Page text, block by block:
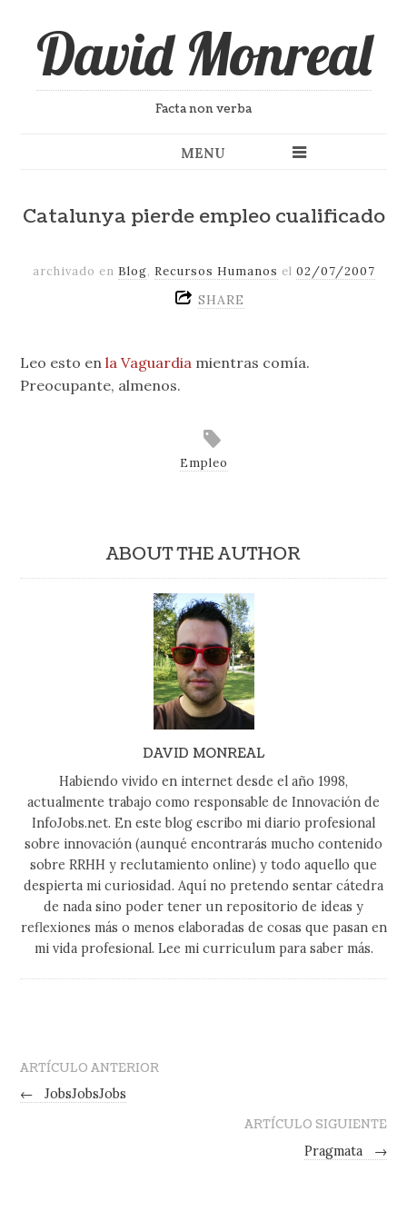
David Monreal
Facta non verba
MENU
Catalunya pierde empleo cualificado
archivado en Blog, Recursos Humanos el 02/07/2007
SHARE
Leo esto enla Vaguardia mientras comía.
Preocupante, almenos.
Empleo
ABOUT THE AUTHOR
DAVID MONREAL
Habiendo vivido en internet desde el año 1998,
actualmente trabajo como responsable de Innovación de
InfoJobs.net. En este blog escribo mi diario profesional
sobre innovación (aunqué encontrarás mucho contenido
sobre RRHH y reclutamiento online) y todo aquello que
despierta mi curiosidad. Aquí no pretendo sentar cátedra
de nada sino poder tener un repositorio de ideas y
reflexiones más o menos elaboradas de cosas que pasan en
mi vida profesional. Lee mi curriculum para saber más.
ARTÍCULO ANTERIOR
←
JobsJobsJobs
ARTÍCULO SIGUIENTE
Pragmata
→